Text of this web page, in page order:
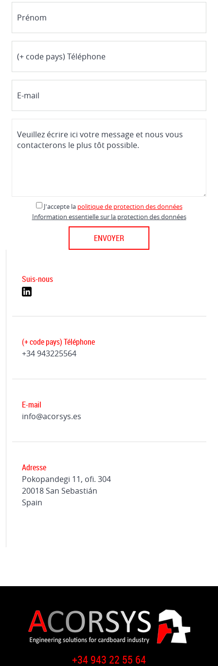
J’acceptela politique de protection des données
Information essentielle sur la protection des données
ENVOYER
Suis-nous
(+ code pays) Téléphone
+34 943225564
E-mail
info@acorsys.es
Adresse
Pokopandegi 11, ofi. 304
20018 San Sebastián
Spain
+34 943 22 55 64